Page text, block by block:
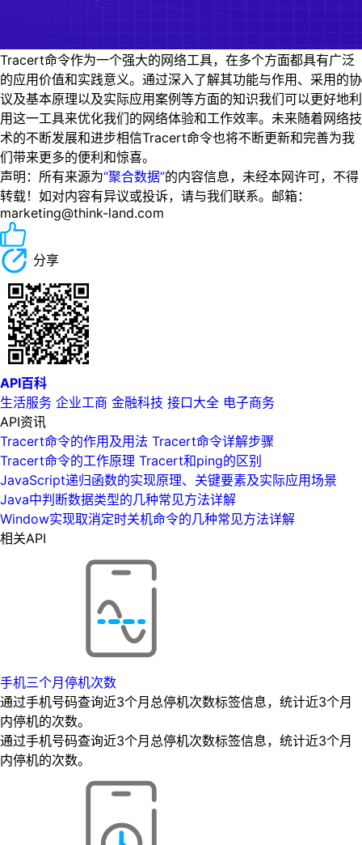
Tracert命令作为一个强大的网络工具，在多个方面都具有广泛
的应用价值和实践意义。通过深入了解其功能与作用、采用的协
议及基本原理以及实际应用案例等方面的知识我们可以更好地利
用这一工具来优化我们的网络体验和工作效率。未来随着网络技
术的不断发展和进步相信Tracert命令也将不断更新和完善为我
们带来更多的便利和惊喜。
声明：所有来源为“聚合数据”的内容信息，未经本网许可，不得
转载！如对内容有异议或投诉，请与我们联系。邮箱：
marketing@think-land.com
分享
API百科
生活服务 企业工商 金融科技 接口大全 电子商务
API资讯
Tracert命令的作用及用法 Tracert命令详解步骤
Tracert命令的工作原理 Tracert和ping的区别
JavaScript递归函数的实现原理、关键要素及实际应用场景
Java中判断数据类型的几种常见方法详解
Window实现取消定时关机命令的几种常见方法详解
相关API
手机三个月停机次数
通过手机号码查询近3个月总停机次数标签信息，统计近3个月
内停机的次数。
通过手机号码查询近3个月总停机次数标签信息，统计近3个月
内停机的次数。